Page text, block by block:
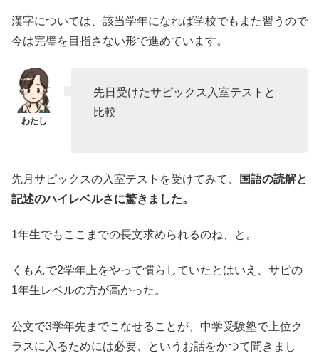
漢字については、該当学年になれば学校でもまた習うので
今は完璧を目指さない形で進めています。
先日受けたサピックス入室テストと
比較
先月サピックスの入室テストを受けてみて、
国語の読解と
記述のハイレベルさに驚きました。
1年生でもここまでの長文求められるのね、と。
くもんで2学年上をやって慣らしていたとはいえ、サピの
1年生レベルの方が高かった。
公文で3学年先までこなせることが、中学受験塾で上位ク
ラスに入るためには必要、というお話をかつて聞きまし